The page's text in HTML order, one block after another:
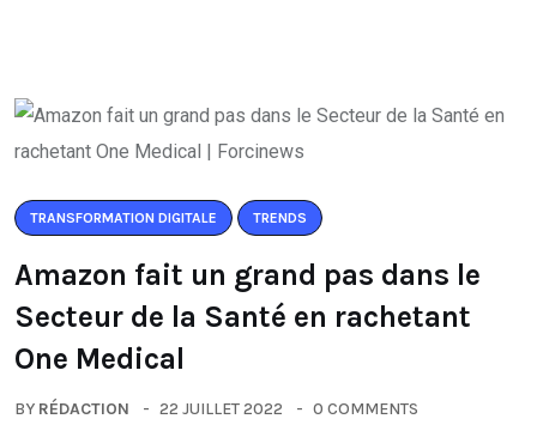
TRANSFORMATION DIGITALE TRENDS
Amazon fait un grand pas dans le
Secteur de la Santé en rachetant
One Medical
BY RÉDACTION 22 JUILLET 2022 0 COMMENTS